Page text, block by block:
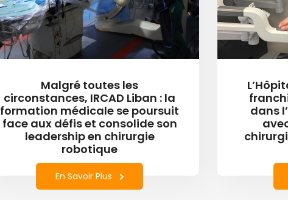
Malgré toutes les
circonstances, IRCAD Liban : la
formation médicale se poursuit
face aux défis et consolide son
leadership en chirurgie
robotique
En Savoir Plus
dans